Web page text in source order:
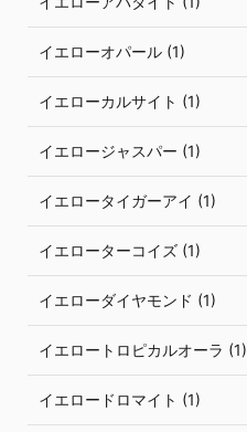
イエローオパール (1)
イエローカルサイト (1)
イエロージャスパー (1)
イエロータイガーアイ (1)
イエローターコイズ (1)
イエローダイヤモンド (1)
イエロートロピカルオーラ (1)
イエロードロマイト (1)